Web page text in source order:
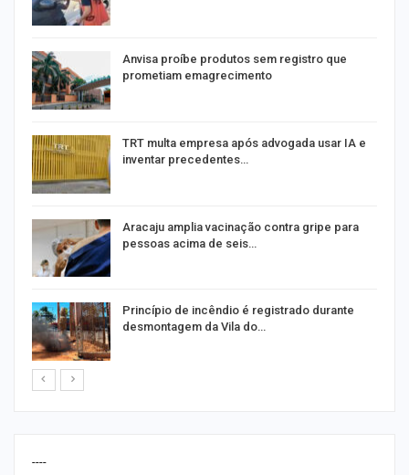
Anvisa proíbe produtos sem registro que
prometiam emagrecimento
TRT multa empresa após advogada usar IA e
inventar precedentes…
Aracaju amplia vacinação contra gripe para
pessoas acima de seis…
Princípio de incêndio é registrado durante
desmontagem da Vila do…
----